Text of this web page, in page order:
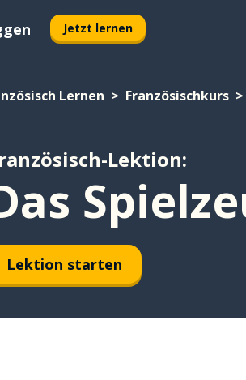
Jetzt lernen
Lernen Französischkurs
Lektion:
Lektion starten